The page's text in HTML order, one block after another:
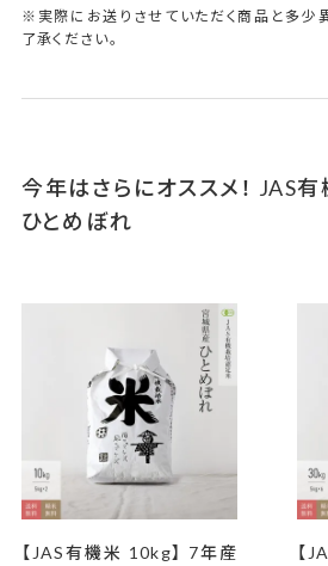
※実際にお送りさせていただく商品と多少
了承ください。
今年はさらにオススメ！ JAS
ひとめぼれ
【JAS有機米 10kg】 7年産
【